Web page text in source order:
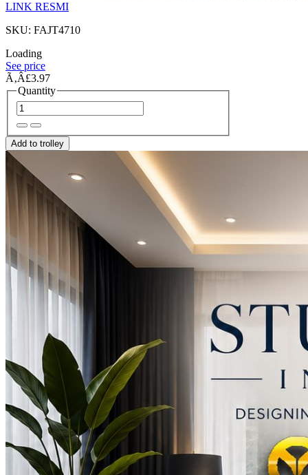
LINK RESMI
SKU: FAJT4710
Loading
See price
Ã‚Â£3.97
Quantity
Add to trolley